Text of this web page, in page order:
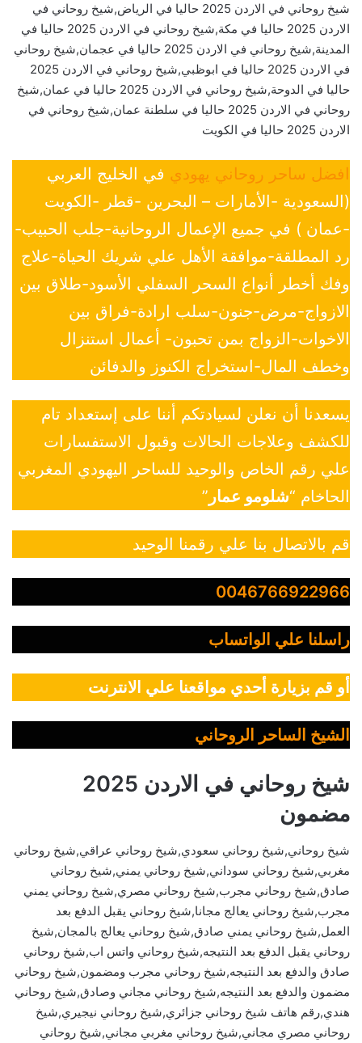
شيخ روحاني في الاردن 2025 حاليا في الرياض,شيخ روحاني في
الاردن 2025 حاليا في مكة,شيخ روحاني في الاردن 2025 حاليا في
المدينة,شيخ روحاني في الاردن 2025 حاليا في عجمان,شيخ روحاني
في الاردن 2025 حاليا في ابوظبي,شيخ روحاني في الاردن 2025
حاليا في الدوحة,شيخ روحاني في الاردن 2025 حاليا في عمان,شيخ
روحاني في الاردن 2025 حاليا في سلطنة عمان,شيخ روحاني في
الاردن 2025 حاليا في الكويت
افضل ساحر روحاني يهودي في الخليج العربي
(السعودية -الأمارات – البحرين -قطر -الكويت
-عمان ) في جميع الإعمال الروحانية-جلب الحبيب-
رد المطلقة-موافقة الأهل علي شريك الحياة-علاج
وفك أخطر أنواع السحر السفلي الأسود-طلاق بين
الازواج-مرض-جنون-سلب ارادة-فراق بين
الاخوات-الزواج بمن تحبون- أعمال استنزال
وخطف المال-استخراج الكنوز والدفائن
يسعدنا أن نعلن لسيادتكم أننا على إستعداد تام
للكشف وعلاجات الحالات وقبول الاستفسارات
علي رقم الخاص والوحيد للساحر اليهودي المغربي
الحاخام “شلومو عمار ”
قم بالاتصال بنا علي رقمنا الوحيد
0046766922966
راسلنا علي الواتساب
أو قم بزيارة أحدي مواقعنا علي الانترنت
الشيخ الساحر الروحاني
شيخ روحاني في الاردن 2025
مضمون
شيخ روحاني,شيخ روحاني سعودي,شيخ روحاني عراقي,شيخ روحاني
مغربي,شيخ روحاني سوداني,شيخ روحاني يمني,شيخ روحاني
صادق,شيخ روحاني مجرب,شيخ روحاني مصري,شيخ روحاني يمني
مجرب,شيخ روحاني يعالج مجانا,شيخ روحاني يقبل الدفع بعد
العمل,شيخ روحاني يمني صادق,شيخ روحاني يعالج بالمجان,شيخ
روحاني يقبل الدفع بعد النتيجه,شيخ روحاني واتس اب,شيخ روحاني
صادق والدفع بعد النتيجه,شيخ روحاني مجرب ومضمون,شيخ روحاني
مضمون والدفع بعد النتيجه,شيخ روحاني مجاني وصادق,شيخ روحاني
هندي,رقم هاتف شيخ روحاني جزائري,شيخ روحاني نيجيري,شيخ
روحاني مصري مجاني,شيخ روحاني مغربي مجاني,شيخ روحاني